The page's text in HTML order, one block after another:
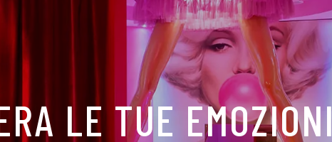
LE TUE EMOZIONI